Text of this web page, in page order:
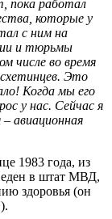
пока работал
которые у
с ним на
и тюрьмы
числе во время
Это
Когда мы его
у нас. Сейчас я
авиационная
1983 года, из
в штат МВД,
здоровья (он